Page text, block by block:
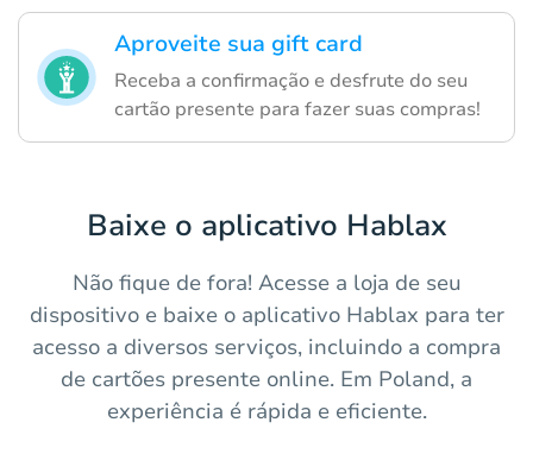
Aproveite sua gift card
Receba a confirmação e desfrute do seu
cartão presente para fazer suas compras!
Baixe o aplicativo Hablax
Não fique de fora! Acesse a loja de seu
dispositivo e baixe o aplicativo Hablax para ter
acesso a diversos serviços, incluindo a compra
de cartões presente online. Em Poland, a
experiência é rápida e eficiente.